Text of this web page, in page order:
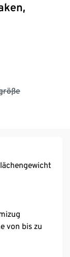
von bis zu